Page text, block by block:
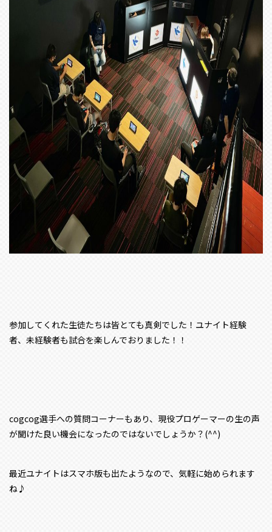
参加してくれた生徒たちは皆とても真剣でした！ ユナイト経験
者、未経験者も試合を楽しんでおりました！！
cogcog選手への質問コーナーもあり、 現役プロゲーマーの生の声
が聞けた良い機会になったのではないでしょうか？(^^)
最近ユナイトはスマホ版も出たようなので、気軽に始められます
ね♪